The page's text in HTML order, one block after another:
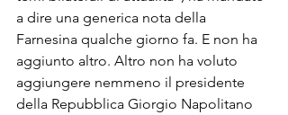
a dire una generica nota della
Farnesina qualche giorno fa. E non ha
aggiunto altro. Altro non ha voluto
aggiungere nemmeno il presidente
della Repubblica Giorgio Napolitano